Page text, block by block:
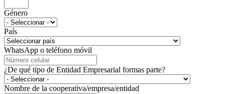
Género
País
WhatsApp o teléfono móvil
¿De qué tipo de Entidad Empresarial formas parte?
Nombre de la cooperativa/empresa/entidad